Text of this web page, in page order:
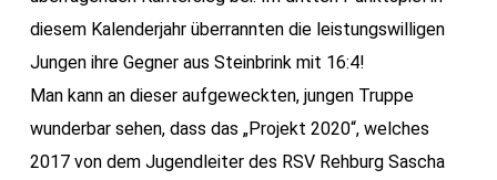
diesem Kalenderjahr überrannten die leistungswilligen
Jungen ihre Gegner aus Steinbrink mit 16:4!
Man kann an dieser aufgeweckten, jungen Truppe
wunderbar sehen, dass das „Projekt 2020“, welches
2017 von dem Jugendleiter des RSV Rehburg Sascha